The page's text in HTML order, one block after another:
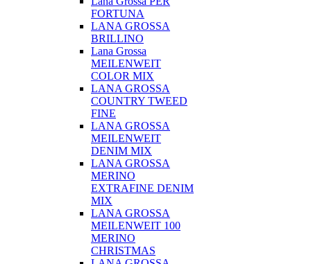
FORTUNA
LANA GROSSA
BRILLINO
Lana Grossa
MEILENWEIT
COLOR MIX
LANA GROSSA
COUNTRY TWEED
FINE
LANA GROSSA
MEILENWEIT
DENIM MIX
LANA GROSSA
MERINO
EXTRAFINE DENIM
MIX
LANA GROSSA
MEILENWEIT 100
MERINO
CHRISTMAS